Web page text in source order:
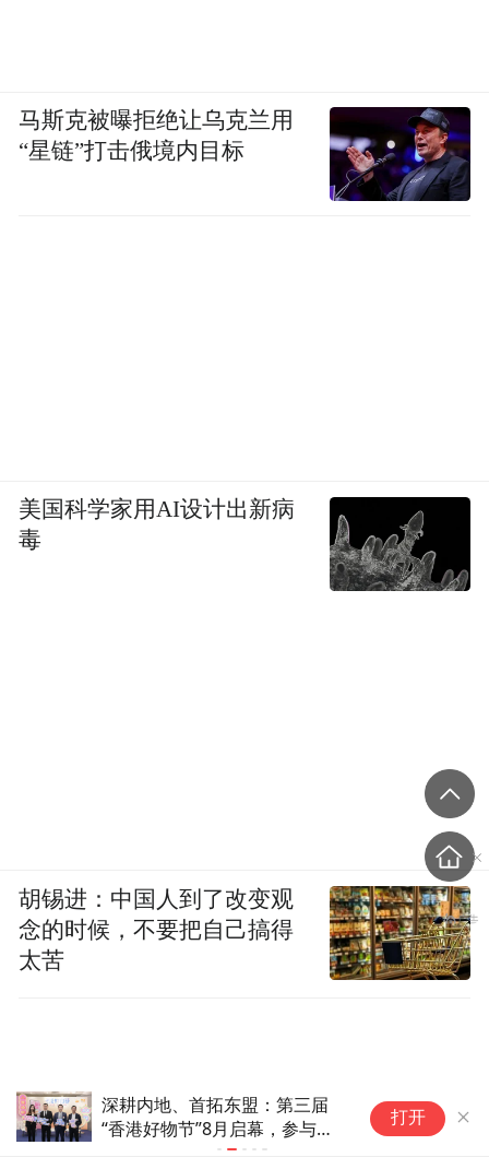
深耕内地、首拓东盟：第三届
“香港好物节”8月启幕，参与品
科金明IPO
砍，核心产
打开
马斯克被曝拒绝让乌克兰用
“星链”打击俄境内目标
美国科学家用AI设计出新病
毒
胡锡进：中国人到了改变观
念的时候，不要把自己搞得
太苦